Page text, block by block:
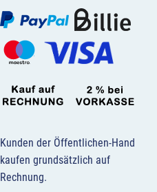
Kunden der Öffentlichen-Hand
kaufen grundsätzlich auf
Rechnung.